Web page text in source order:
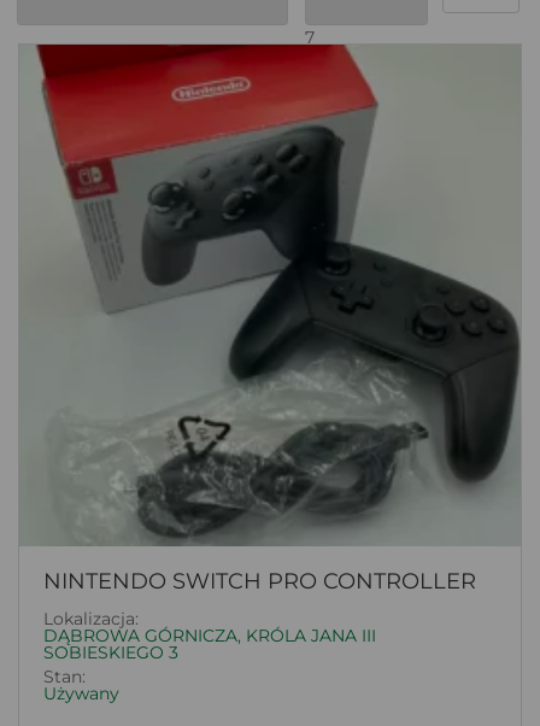
7
NINTENDO SWITCH PRO CONTROLLER
Lokalizacja:
DĄBROWA GÓRNICZA, KRÓLA JANA III
SOBIESKIEGO 3
Stan:
Używany